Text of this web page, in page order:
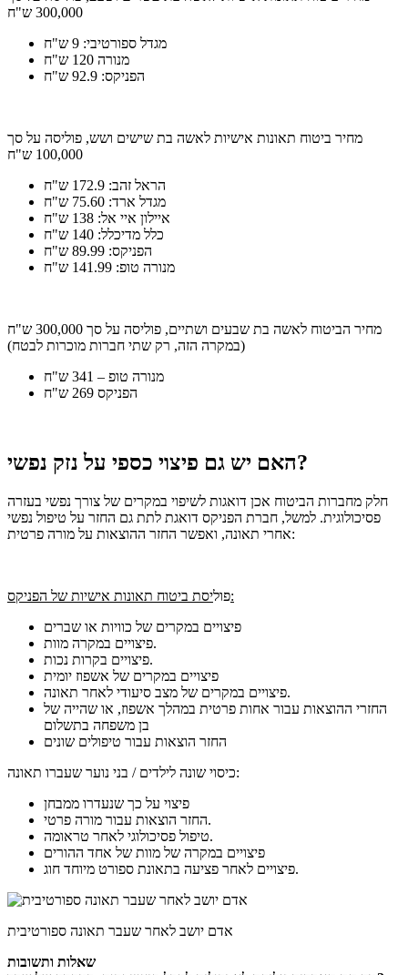
300,000 ש"ח
מגדל ספורטיבי: 9 ש"ח
מנורה 120 ש"ח
הפניקס: 92.9 ש"ח
מחיר ביטוח תאונות אישיות לאשה בת שישים ושש, פוליסה על סך
100,000 ש"ח
הראל זהב: 172.9 ש"ח
מגדל ארד: 75.60 ש"ח
איילון איי אל: 138 ש"ח
כלל מדיכלל: 140 ש"ח
הפניקס: 89.99 ש"ח
מנורה טופ: 141.99 ש"ח
מחיר הביטוח לאשה בת שבעים ושתיים, פוליסה על סך 300,000 ש"ח
(במקרה הזה, רק שתי חברות מוכרות לבטח)
מנורה טופ – 341 ש"ח
הפניקס 269 ש"ח
האם יש גם פיצוי כספי על נזק נפשי?
חלק מחברות הביטוח אכן דואגות לשיפוי במקרים של צורך נפשי בעזרה
פסיכולוגית. למשל, חברת הפניקס דואגת לתת גם החזר על טיפול נפשי
אחרי תאונה, ואפשר החזר ההוצאות על מורה פרטית:
פוליסת ביטוח תאונות אישיות של הפניקס:
פיצויים במקרים של כוויות או שברים
פיצויים במקרה מוות.
פיצויים בקרות נכות.
פיצויים במקרים של אשפוז יומית
פיצויים במקרים של מצב סיעודי לאחר תאונה.
החזרי ההוצאות עבור אחות פרטית במהלך אשפוז, או שהייה של
בן משפחה בתשלום
החזר הוצאות עבור טיפולים שונים
כיסוי שונה לילדים / בני נוער שעברו תאונה:
פיצוי על כך שנעדרו ממבחן
החזר הוצאות עבור מורה פרטי.
טיפול פסיכולוגי לאחר טראומה.
פיצויים במקרה של מוות של אחד ההורים
פיצויים לאחר פציעה בתאונת ספורט מיוחד חוג.
אדם יושב לאחר שעבר תאונה ספורטיבית
שאלות ותשובות